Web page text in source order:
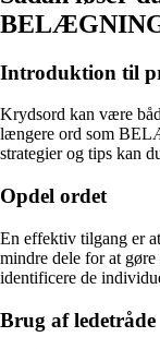
Introduktion til
Krydsord kan være
længere ord som
strategier og tips kan
Opdel ordet
En effektiv tilgang er
mindre dele for at
identificere de
Brug af ledetråde